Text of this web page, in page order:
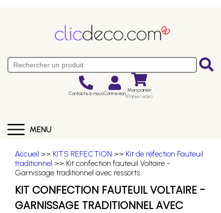
Contactez-nousConnexion Mon panier
(Panier vide)
MENU
Accueil >> KITS REFECTION >> Kit de réfection Fauteuil
traditionnel >> Kit confection fauteuil Voltaire -
Garnissage traditionnel avec ressorts
KIT CONFECTION FAUTEUIL VOLTAIRE -
GARNISSAGE TRADITIONNEL AVEC